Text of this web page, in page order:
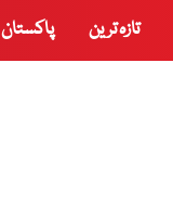
تازہ ترین پاکستان